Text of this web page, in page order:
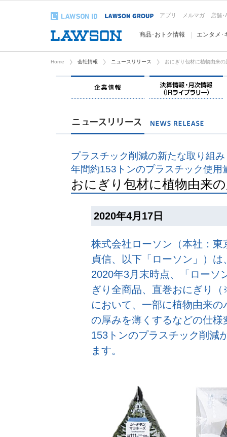
アプリ メルマガ 店舗･
商品･おトク情報 エンタメ･
Home 会社情報 ニュースリリース おにぎり包材に植物由来
企業情報
プラスチック削減の新たな取り組み
年間約153トンのプラスチック使用
おにぎり包材に植物由来
2020年4月17日
株式会社ローソン（本社：
貞信、以下「ローソン」）
2020年3月末時点、「ローソ
ぎり全商品、直巻おにぎり
において、一部に植物由来
の厚みを薄くするなどの仕
153トンのプラスチック削減
ます。